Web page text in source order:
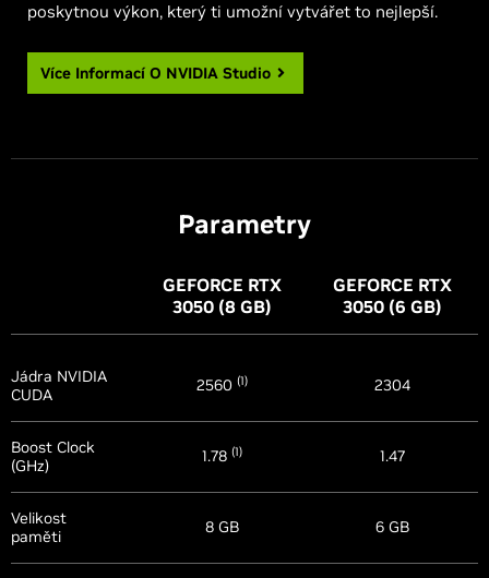
poskytnou výkon, který ti umožní vytvářet to nejlepší.
Více Informací O NVIDIA Studio
Parametry
GEFORCE RTX
3050 (8 GB)
GEFORCE RTX
3050 (6 GB)
Jádra NVIDIA
CUDA
2560 (1) 2304
Boost Clock
(GHz)
1.78 (1) 1.47
Velikost
paměti
8 GB 6 GB